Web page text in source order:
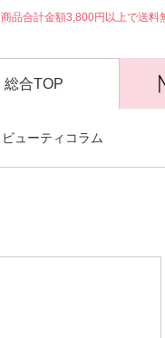
商品合計金額3,800円以上で送料
総合TOP
ビューティコラム